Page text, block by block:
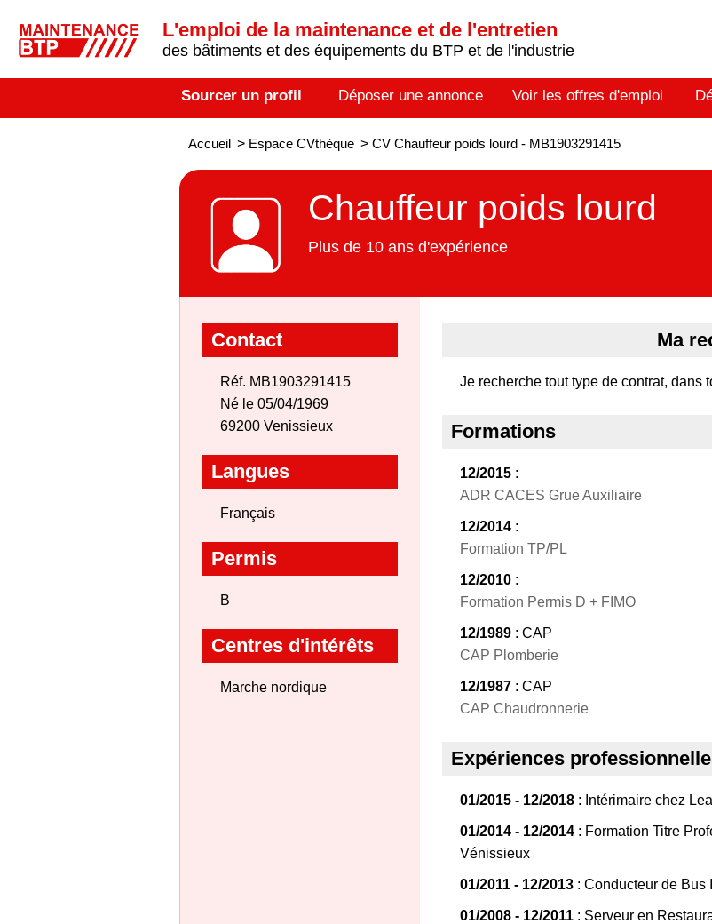
L'emploi de la maintenance et de l'entretien
des bâtiments et des équipements du BTP et de l'industrie
Sourcer un profil Déposer une annonce Voir les offres d'emploi
Accueil > Espace CVthèque > CV Chauffeur poids lourd - MB1903291415
Chauffeur poids lourd
Plus de 10 ans d'expérience
Contact
Réf. MB1903291415
Né le 05/04/1969
69200 Venissieux
Langues
Français
Permis
B
Centres d'intérêts
Marche nordique
Ma
Je recherche tout type de contrat, dans
Formations
12/2015 :
ADR CACES Grue Auxiliaire
12/2014 :
Formation TP/PL
12/2010 :
Formation Permis D + FIMO
12/1989 : CAP
CAP Plomberie
12/1987 : CAP
CAP Chaudronnerie
Expériences
01/2015 - 12/2018 : Intérimaire chez
01/2014 - 12/2014 : Formation Titre
Vénissieux
01/2011 - 12/2013 : Conducteur de Bus
01/2008 - 12/2011 : Serveur en